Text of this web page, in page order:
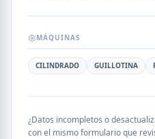
MÁQUINAS
CILINDRADO GUILLOTINA
¿Datos incompletos o
con el mismo formulario que